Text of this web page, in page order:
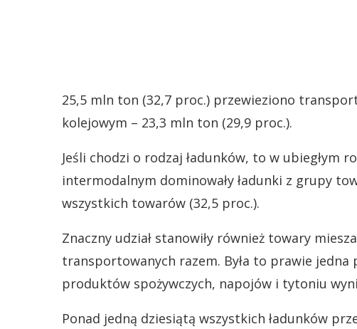
25,5 mln ton (32,7 proc.) przewieziono
kolejowym – 23,3 mln ton (29,9 proc.).
Jeśli chodzi o rodzaj ładunków, to w ubiegłym
intermodalnym dominowały ładunki z grupy
wszystkich towarów (32,5 proc.).
Znaczny udział stanowiły również towary
transportowanych razem. Była to prawie jedna
produktów spożywczych, napojów i tytoniu
Ponad jedną dziesiątą wszystkich ładunków